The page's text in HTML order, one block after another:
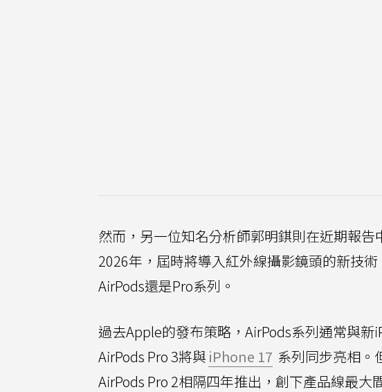
然而，另一位知名分析師郭明錤則在近期報
2026年，屆時將導入紅外線攝影鏡頭的新技
AirPods還是Pro系列。
過去Apple的發布策略，AirPods系列通常與
AirPods Pro 3將與 iPhone 17 系列同步亮相。
AirPods Pro 2相隔四年推出，創下產品線最大